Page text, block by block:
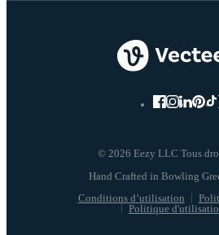
© 2026 Eezy LLC Tous
Conditions d’utilisation
Politique